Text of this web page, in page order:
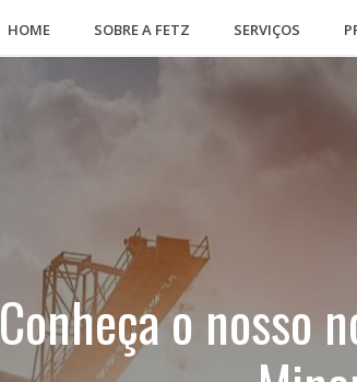
HOME SOBRE A FETZ SERVIÇOS
Conheça o nosso